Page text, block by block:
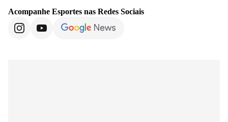
Acompanhe Esportes nas Redes Sociais